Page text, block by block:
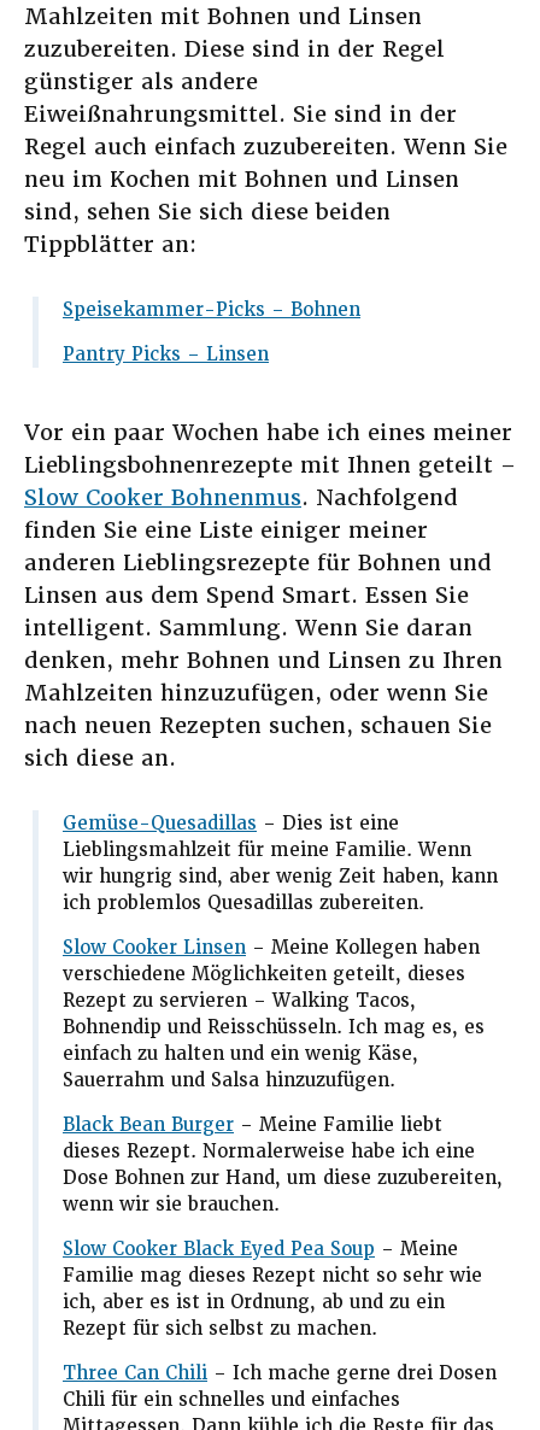
Mahlzeiten mit Bohnen und Linsen
zuzubereiten. Diese sind in der Regel
günstiger als andere
Eiweißnahrungsmittel. Sie sind in der
Regel auch einfach zuzubereiten. Wenn Sie
neu im Kochen mit Bohnen und Linsen
sind, sehen Sie sich diese beiden
Tippblätter an:
Speisekammer-Picks – Bohnen
Pantry Picks – Linsen
Vor ein paar Wochen habe ich eines meiner
Lieblingsbohnenrezepte mit Ihnen geteilt –
Slow Cooker Bohnenmus. Nachfolgend
finden Sie eine Liste einiger meiner
anderen Lieblingsrezepte für Bohnen und
Linsen aus dem Spend Smart. Essen Sie
intelligent. Sammlung. Wenn Sie daran
denken, mehr Bohnen und Linsen zu Ihren
Mahlzeiten hinzuzufügen, oder wenn Sie
nach neuen Rezepten suchen, schauen Sie
sich diese an.
Gemüse-Quesadillas – Dies ist eine
Lieblingsmahlzeit für meine Familie. Wenn
wir hungrig sind, aber wenig Zeit haben, kann
ich problemlos Quesadillas zubereiten.
Slow Cooker Linsen – Meine Kollegen haben
verschiedene Möglichkeiten geteilt, dieses
Rezept zu servieren – Walking Tacos,
Bohnendip und Reisschüsseln. Ich mag es, es
einfach zu halten und ein wenig Käse,
Sauerrahm und Salsa hinzuzufügen.
Black Bean Burger – Meine Familie liebt
dieses Rezept. Normalerweise habe ich eine
Dose Bohnen zur Hand, um diese zuzubereiten,
wenn wir sie brauchen.
Slow Cooker Black Eyed Pea Soup – Meine
Familie mag dieses Rezept nicht so sehr wie
ich, aber es ist in Ordnung, ab und zu ein
Rezept für sich selbst zu machen.
Three Can Chili – Ich mache gerne drei Dosen
Chili für ein schnelles und einfaches